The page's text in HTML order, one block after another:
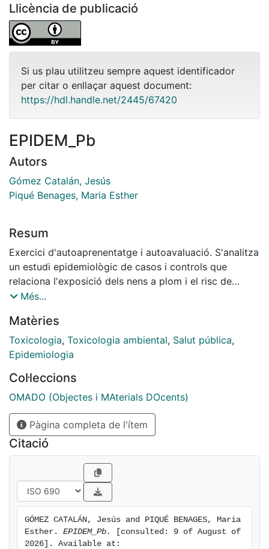
Llicència de publicació
Si us plau utilitzeu sempre aquest identificador
per citar o enllaçar aquest document:
https://hdl.handle.net/2445/67420
EPIDEM_Pb
Autors
Gómez Catalán, Jesús
Piqué Benages, Maria Esther
Resum
Exercici d'autoaprenentatge i autoavaluació. S'analitza
un estudi epidemiològic de casos i controls que
relaciona l'exposició dels nens a plom i el risc de
TDAH. L0objectiu docent es reforçar la comprensió
context de l'avaluació de risc tòxics per la salut
humana.
Més...
Matèries
Toxicologia, Toxicologia ambiental, Salut pública,
Epidemiologia
Col·leccions
OMADO (Objectes i MAterials DOcents)
Pàgina completa de l'ítem
Citació
GÓMEZ CATALÁN, Jesús and PIQUÉ BENAGES, Maria
Esther. EPIDEM_Pb.
[consulted: 9 of August of
2026]. Available at: